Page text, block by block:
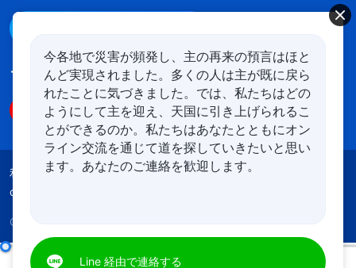
フォローする
利用規約 プライバシーポリシー
クレジット
cookies
Copyright © 2026
今各地で災害が頻発し、主の再来の預言はほと
んど実現されました。多くの人は主が既に戻ら
れたことに気づきました。では、私たちはどの
ようにして主を迎え、天国に引き上げられるこ
とができるのか。私たちはあなたとともにオン
ライン交流を通じて道を探していきたいと思い
ます。あなたのご連絡を歓迎します。
Line 経由で連絡する
日々の神の御言葉: 神を知る | 抜粋 44